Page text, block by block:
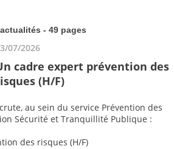
- 49 pages
07/2026
cadre expert prévention des
(H/F)
au sein du service Prévention des
Sécurité et Tranquillité Publique :
des risques (H/F)